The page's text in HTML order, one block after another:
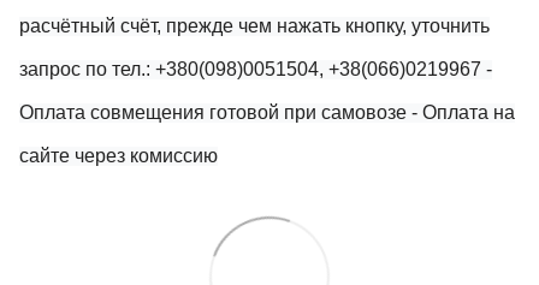
расчётный счёт, прежде чем нажать кнопку, уточнить
запрос по тел.: +380(098)0051504, +38(066)0219967 -
Оплата совмещения готовой при самовозе - Оплата на
сайте через комиссию